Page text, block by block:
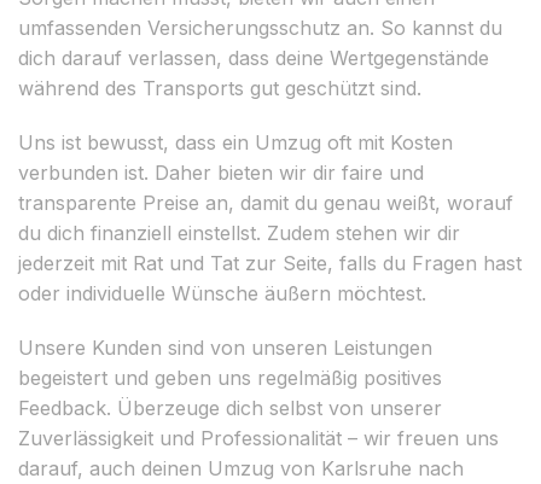
umfassenden Versicherungsschutz an. So kannst du
dich darauf verlassen, dass deine Wertgegenstände
während des Transports gut geschützt sind.
Uns ist bewusst, dass ein Umzug oft mit Kosten
verbunden ist. Daher bieten wir dir faire und
transparente Preise an, damit du genau weißt, worauf
du dich finanziell einstellst. Zudem stehen wir dir
jederzeit mit Rat und Tat zur Seite, falls du Fragen hast
oder individuelle Wünsche äußern möchtest.
Unsere Kunden sind von unseren Leistungen
begeistert und geben uns regelmäßig positives
Feedback. Überzeuge dich selbst von unserer
Zuverlässigkeit und Professionalität – wir freuen uns
darauf, auch deinen Umzug von Karlsruhe nach